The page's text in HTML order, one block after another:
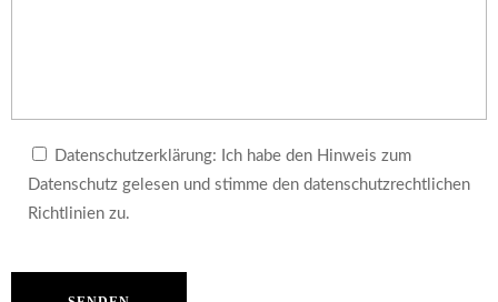
Datenschutzerklärung: Ich habe den Hinweis zum
Datenschutz gelesen und stimme den datenschutzrechtlichen
Richtlinien zu.